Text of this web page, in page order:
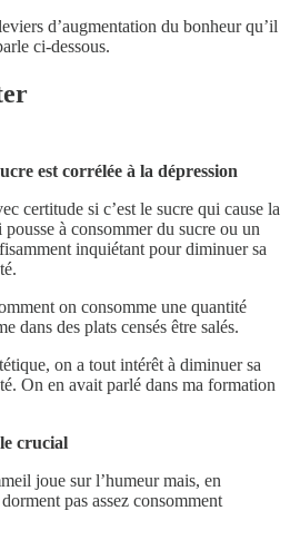
d’augmentation du bonheur qu’il
ci-dessous.
est corrélée à la dépression
certitude si c’est le sucre qui cause la
à consommer du sucre ou un
inquiétant pour diminuer sa
on consomme une quantité
dans des plats censés être salés.
on a tout intérêt à diminuer sa
On en avait parlé dans ma formation
crucial
joue sur l’humeur mais, en
pas assez consomment